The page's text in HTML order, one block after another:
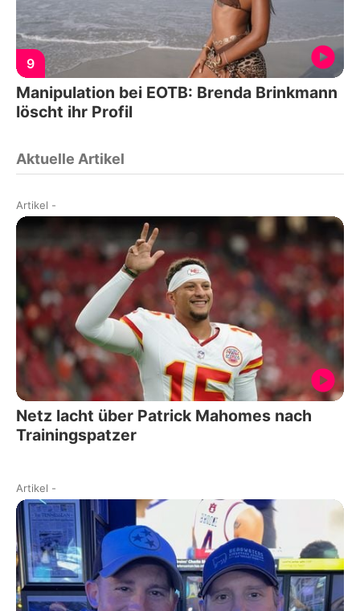
9
Manipulation bei EOTB: Brenda Brinkmann
löscht ihr Profil
Aktuelle Artikel
Artikel -
Netz lacht über Patrick Mahomes nach
Trainingspatzer
Artikel -